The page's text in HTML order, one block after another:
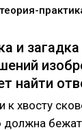
и
найти
к хвосту
должна